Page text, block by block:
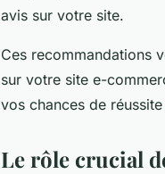
avis sur votre site.
Ces recommandations
sur votre site e-
vos chances de
Le rôle crucial